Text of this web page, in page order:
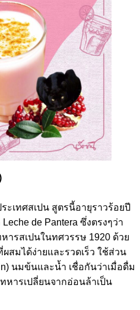
ะเทศสเปน สูตรนี้อายุราวร้อยปี
de Pantera ซึ่งตรงๆว่า
ารสเปนในทศวรรษ 1920 ด้วย
สมได้ง่ายและรวดเร็ว ใช้ส่วน
นมข้นและน้ำ เชื่อกันว่าเมื่อดื่ม
หารเปลี่ยนจากอ่อนล้าเป็น